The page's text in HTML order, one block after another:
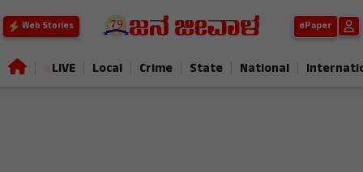
Web Stories ePaper
LIVE Local Crime State National